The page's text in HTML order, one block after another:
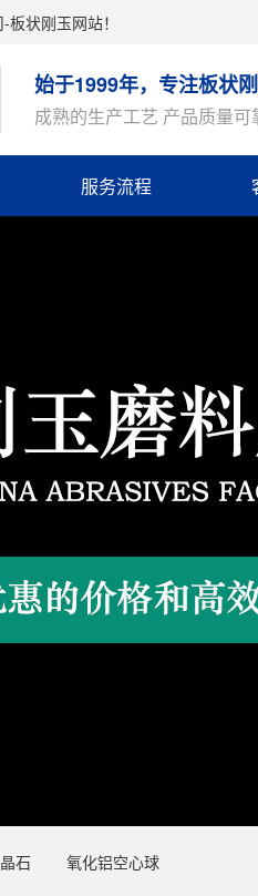
状刚玉网站！
始于1999年，专注板状
成熟的生产工艺 产品质量可
服务流程
石 氧化铝空心球